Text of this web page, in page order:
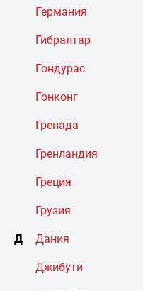
Германия
Гибралтар
Гондурас
Гонконг
Гренада
Гренландия
Греция
Грузия
Д Дания
Джибути